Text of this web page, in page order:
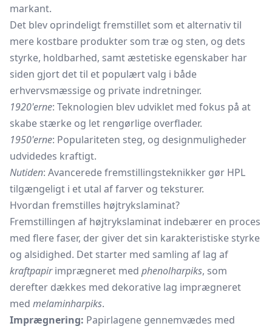
markant.
Det blev oprindeligt fremstillet som et alternativ til
mere kostbare produkter som træ og sten, og dets
styrke, holdbarhed, samt æstetiske egenskaber har
siden gjort det til et populært valg i både
erhvervsmæssige og private indretninger.
1920'erne: Teknologien blev udviklet med fokus på at
skabe stærke og let rengørlige overflader.
1950'erne: Populariteten steg, og designmuligheder
udvidedes kraftigt.
Nutiden: Avancerede fremstillingsteknikker gør HPL
tilgængeligt i et utal af farver og teksturer.
Hvordan fremstilles højtrykslaminat?
Fremstillingen af højtrykslaminat indebærer en proces
med flere faser, der giver det sin karakteristiske styrke
og alsidighed. Det starter med samling af lag af
kraftpapirimprægneret med phenolharpiks, som
derefter dækkes med dekorative lag imprægneret
med melaminharpiks.
Imprægnering: Papirlagene gennemvædes med